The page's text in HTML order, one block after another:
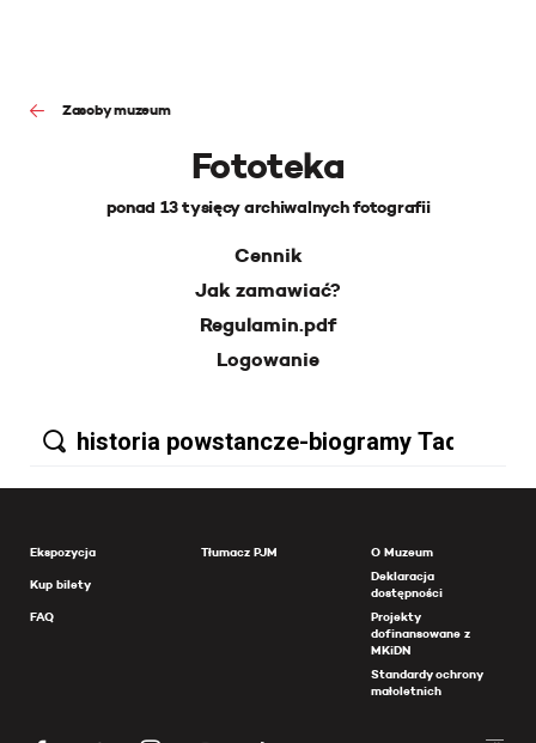
Zasoby muzeum
Fototeka
ponad 13 tysięcy archiwalnych fotografii
Cennik
Jak zamawiać?
Regulamin.pdf
Logowanie
Ekspozycja
Kup bilety
FAQ
Tłumacz PJM
O Muzeum
Deklaracja
dostępności
Projekty
dofinansowane z
MKiDN
Standardy ochrony
małoletnich